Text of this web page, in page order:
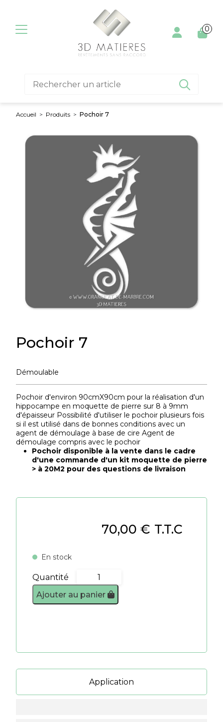
 0
Accueil > Produits > Pochoir 7
Pochoir 7
Démoulable
Pochoir d'environ 90cmX90cm pour la réalisation d'un
hippocampe en moquette de pierre sur 8 à 9mm
d'épaisseur Possibilité d'utiliser le pochoir plusieurs fois
si il est utilisé dans de bonnes conditions avec un
agent de démoulage à base de cire Agent de
démoulage compris avec le pochoir
Pochoir disponible à la vente dans le cadre
d'une commande d'un kit moquette de pierre
> à 20M2 pour des questions de livraison
70,00 € T.T.C
quantité
de
Pochoir
Quantité
Ajouter au panier
En stock
Application